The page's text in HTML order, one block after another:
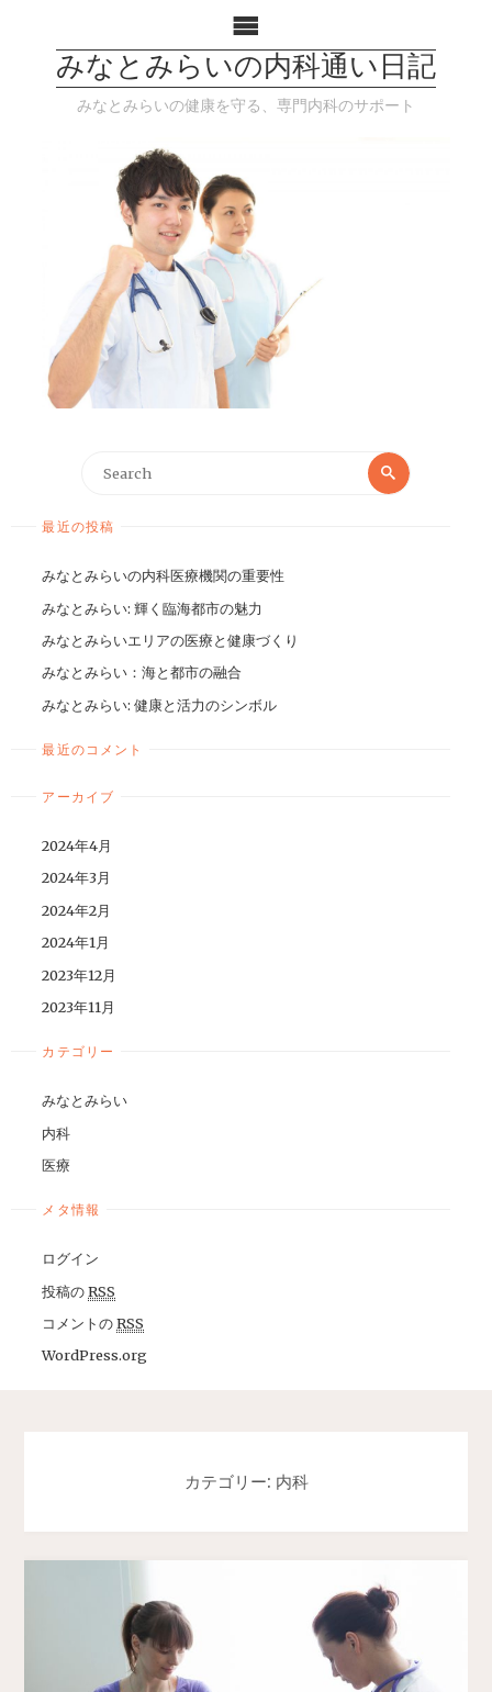
みなとみらいの内科通い日記
みなとみらいの健康を守る、専門内科のサポート
最近の投稿
みなとみらいの内科医療機関の重要性
みなとみらい: 輝く臨海都市の魅力
みなとみらいエリアの医療と健康づくり
みなとみらい：海と都市の融合
みなとみらい: 健康と活力のシンボル
最近のコメント
アーカイブ
2024年4月
2024年3月
2024年2月
2024年1月
2023年12月
2023年11月
カテゴリー
みなとみらい
内科
医療
メタ情報
ログイン
投稿のRSS
コメントのRSS
WordPress.org
カテゴリー: 内科